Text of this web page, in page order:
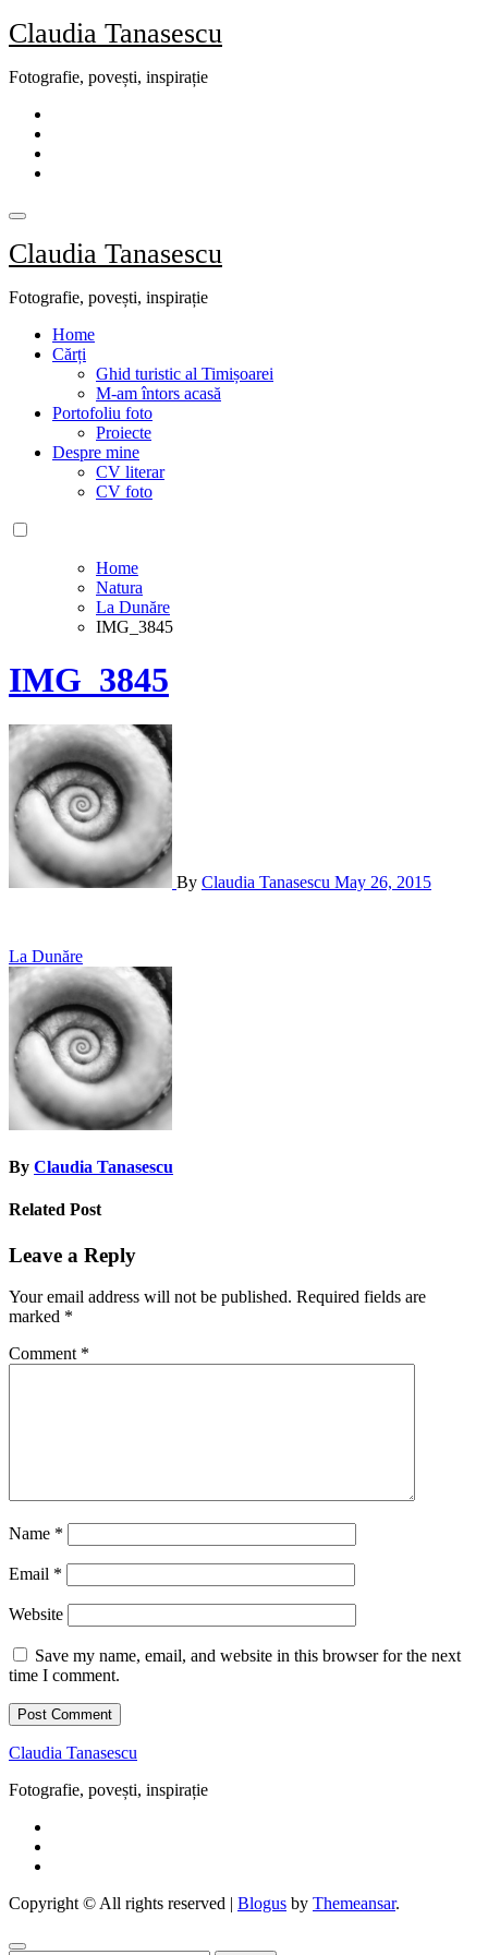
Skip
to
Claudia Tanasescu
Fotografie, povești, inspirație
Claudia Tanasescu
Fotografie, povești, inspirație
Home
Cărți
Ghid turistic al Timișoarei
M-am întors acasă
Portofoliu foto
Proiecte
Despre mine
CV literar
CV foto
Home
Natura
La Dunăre
IMG_3845
IMG_3845
By Claudia Tanasescu May 26, 2015
Post
navigation
La Dunăre
By Claudia Tanasescu
Related Post
Leave a Reply
Your email address will not be published. Required fields are
marked *
Comment *
Name *
Email *
Website
Save my name, email, and website in this browser for the next
time I comment.
Claudia Tanasescu
Fotografie, povești, inspirație
Copyright © All rights reserved | Blogus by Themeansar.